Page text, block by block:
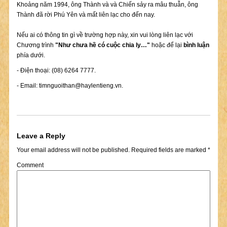
Khoảng năm 1994, ông Thành và và Chiến sảy ra mâu thuẫn, ông
Thành đã rời Phú Yên và mất liên lạc cho đến nay.
Nếu ai có thông tin gì về trường hợp này, xin vui lòng liên lạc với
Chương trình "Như chưa hề có cuộc chia ly…" hoặc để lại bình luận
phía dưới.
- Điện thoại: (08) 6264 7777.
- Email: timnguoithan@haylentieng.vn.
Leave a Reply
Your email address will not be published.Required fields are marked *
Comment